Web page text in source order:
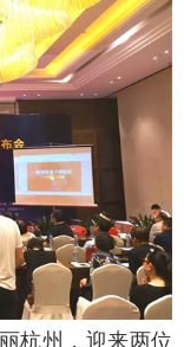
杭州，迎来两位